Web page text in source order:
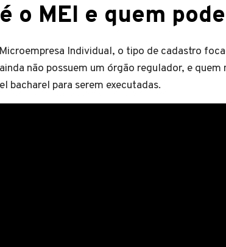
o MEI e quem
Individual, o tipo de cadastro
não possuem um órgão regulador, e
bacharel para serem executadas.